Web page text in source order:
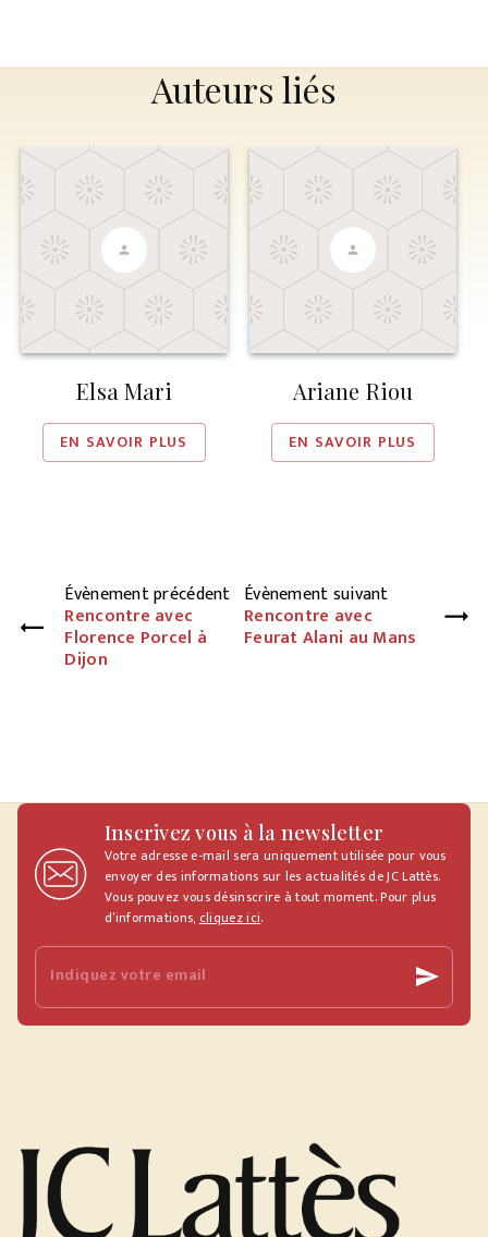
Auteurs liés
Elsa Mari
EN SAVOIR PLUS
Ariane Riou
EN SAVOIR PLUS
Évènement précédent
Rencontre avec
Florence Porcel à
Dijon
Évènement suivant
Rencontre avec
Feurat Alani au Mans
Inscrivez vous à la newsletter
Votre adresse e-mail sera uniquement utilisée pour vous
envoyer des informations sur les actualités de JC Lattès.
Vous pouvez vous désinscrire à tout moment. Pour plus
d’informations, cliquez ici.
Indiquez votre email send